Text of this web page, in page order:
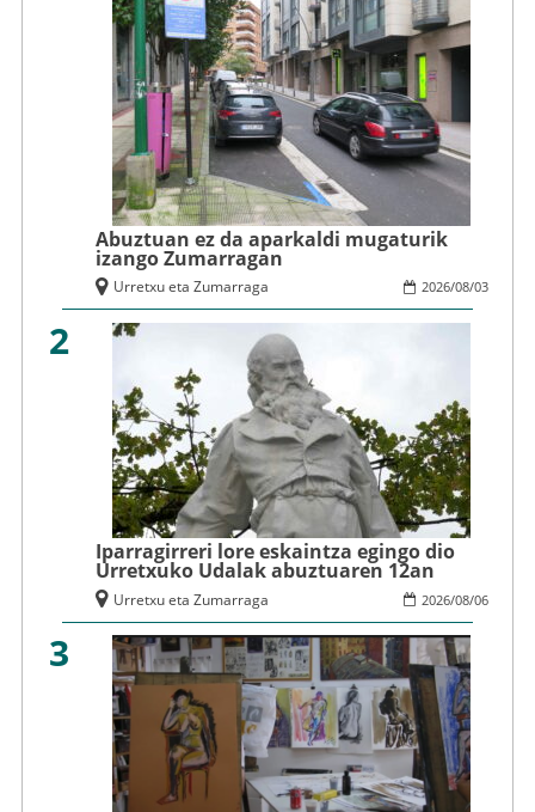
Abuztuan ez da aparkaldi mugaturik
izango Zumarragan
2026/08/03
Urretxu eta Zumarraga
2
Iparragirreri lore eskaintza egingo dio
Urretxuko Udalak abuztuaren 12an
2026/08/06
Urretxu eta Zumarraga
3